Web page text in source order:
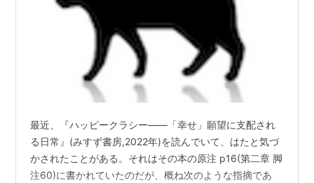
最近、『ハッピークラシー――「幸せ」願望に支配され
る日常』(みすず書房,2022年)を読んでいて、はたと気づ
かされたことがある。それはその本の原注 p16(第二章 脚
注60)に書かれていたのだが、概ね次のような指摘であ